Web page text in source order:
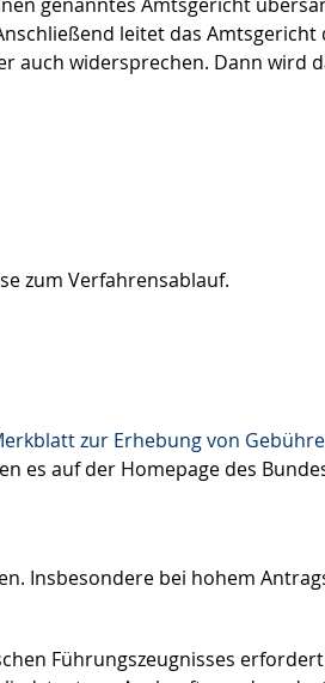
leitet das
auch widersprechen. Dann wird
zum Verfahrensablauf.
zur Erhebung von
es auf der Homepage des
Insbesondere bei hohem
Führungszeugnisses